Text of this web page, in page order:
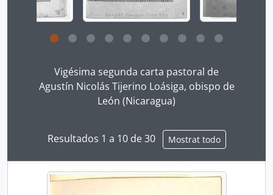
[UD simple] 026 - Decima séptima carta pastoral de Luis Chávez González, arzobispo de San Salvador, sobre la reconstrucción de la Catedral destruida en el incendio del 8 de agosto de 1951
[UD simple] 027 - Carta pastoral de Francisco Beckmann, arzobispo de Panamá (1952)
[UD simple] 028 - Décima séptima carta pastoral de Luis Chávez González, arzobispo de San Salvador, sobre los males que nos amenazan
[UD simple] 030 - Carta pastoral de Francisco Beckmann, arzobispo de Panamá (1961)
[UD compuesta] 0011-001 - Cartas Pastorales del Episcopado de Honduras
[UD compuesta] 0011-002 - Cartas Pastorales del Episcopado de Guatemala
[UD compuesta] 0011-004 - Cartas Pastorales del Episcopado de Nicaragua
[UD simple] 0011-005 - Resoluciones del Episcopado de Argentina
[UD compuesta] 0011-007 - Cartas Pastorales del Episcopado de México
Vigésima segunda carta pastoral de
Agustín Nicolás Tijerino Loásiga, obispo de
León (Nicaragua)
Resultados 1 a 10 de 30 Mostrat todo